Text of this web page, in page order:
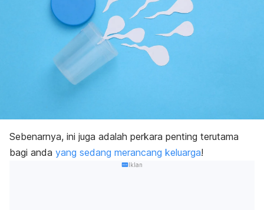
Sebenarnya, ini juga adalah perkara penting terutama
bagi anda yang sedang merancang keluarga!
Iklan